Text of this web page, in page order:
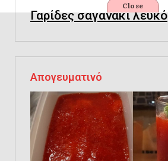
Γαρίδες σαγανάκι λευκό
Απογευματινό
Close